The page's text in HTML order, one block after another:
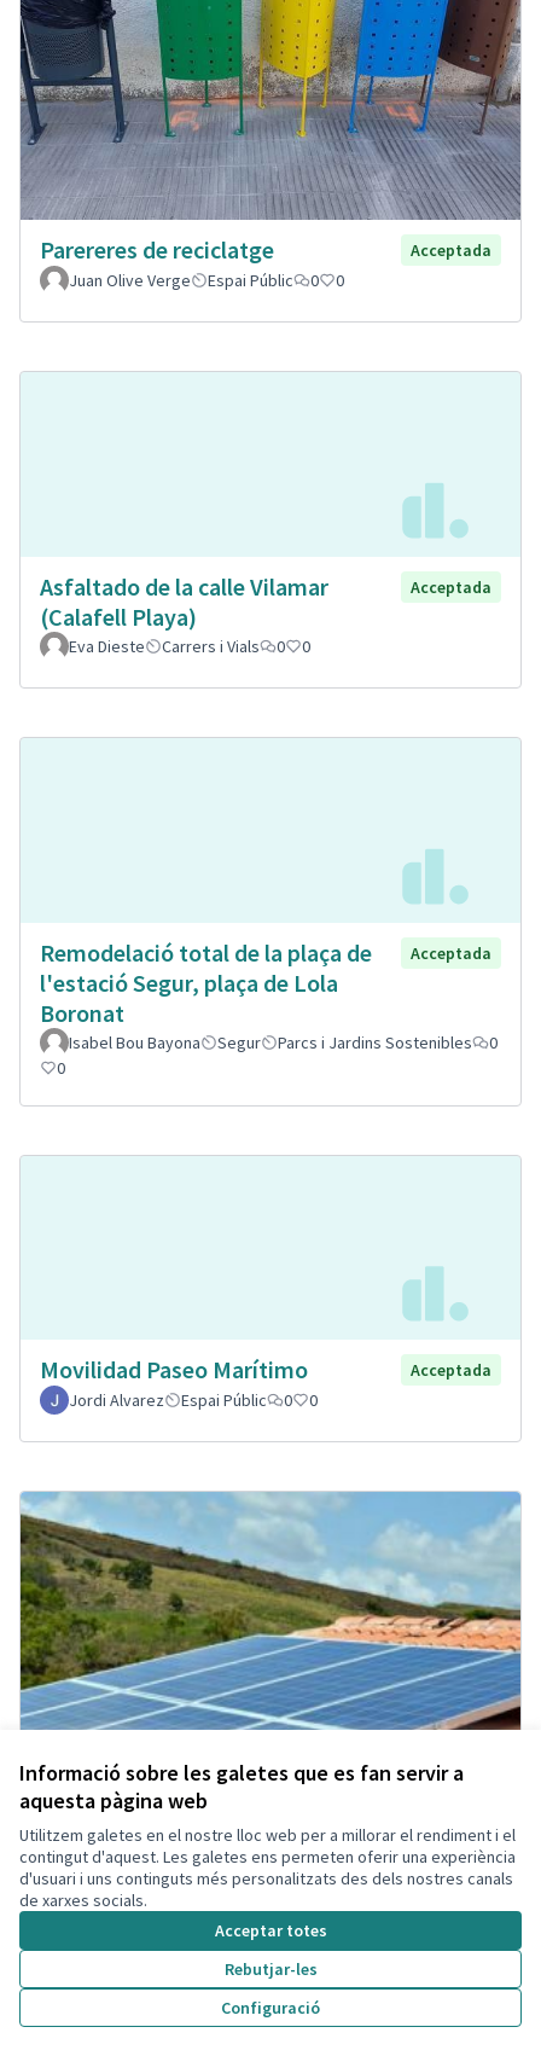
Informació sobre les galetes que es fan servir a
aquesta pàgina web
Utilitzem galetes en el nostre lloc web per a millorar el rendiment i el
contingut d'aquest. Les galetes ens permeten oferir una experiència
d'usuari i uns continguts més personalitzats des dels nostres canals
de xarxes socials.
Acceptar totes
Rebutjar-les
Configuració
Parereres de reciclatge
Acceptada
Juan Olive Verge
Espai Públic 0 0
Asfaltado de la calle Vilamar
(Calafell Playa)
Acceptada
Eva Dieste Carrers i Vials 0 0
Remodelació total de la plaça de
l'estació Segur, plaça de Lola
Boronat
Acceptada
Isabel Bou Bayona Segur Parcs i Jardins Sostenibles
0
0
Movilidad Paseo Marítimo
Acceptada
Jordi Alvarez
Espai Públic 0 0
Energies Renovables
Acceptada